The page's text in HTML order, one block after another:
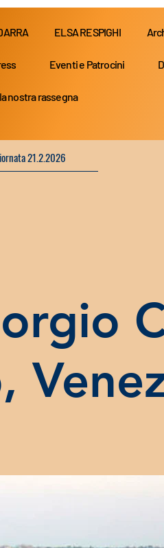
ELSA RESPIGHI
Eventi e Patrocini
nostra rassegna
aggiornata 21.2.2026